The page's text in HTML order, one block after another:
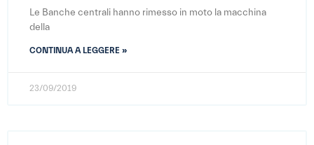
Le Banche centrali hanno rimesso in moto la macchina
della
CONTINUA A LEGGERE »
23/09/2019